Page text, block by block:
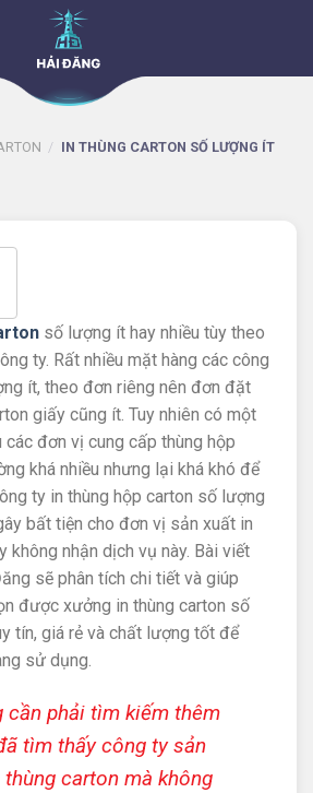
/ IN THÙNG CARTON SỐ LƯỢNG ÍT
số lượng ít hay nhiều tùy theo
ty. Rất nhiều mặt hàng các công
ít, theo đơn riêng nên đơn đặt
giấy cũng ít. Tuy nhiên có một
đơn vị cung cấp thùng hộp
khá nhiều nhưng lại khá khó để
ty in thùng hộp carton số lượng
bất tiện cho đơn vị sản xuất in
không nhận dịch vụ này. Bài viết
sẽ phân tích chi tiết và giúp
được xưởng in thùng carton số
tín, giá rẻ và chất lượng tốt để
sử dụng.
cần phải tìm kiếm thêm
tìm thấy công ty sản
thùng carton mà không